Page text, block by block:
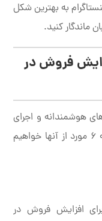
به بهترین شکل
ماندگار کنید.
فروش در
هوشمندانه و اجرای
تکنیک‌های مؤثری نیاز دارد که در ادامه به ۶ مورد از آنها خواهیم
افزایش فروش در